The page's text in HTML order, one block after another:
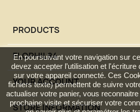
En poursuivant votre navigation sur
devez accepter l’utilisation et l'écriture
sur votre appareil connecté. Ces
fichiers texte) permettent de suivre
actualiser votre panier, vous
prochaine visite et sécuriser votre
PRODUCTS
FLOPHIL84
YOUR ACCOUNT
STORE INFORMATION